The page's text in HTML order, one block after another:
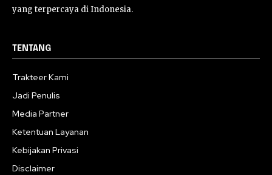
yang terpercaya di Indonesia.
TENTANG
Trakteer Kami
Jadi Penulis
Media Partner
Ketentuan Layanan
Kebijakan Privasi
Disclaimer